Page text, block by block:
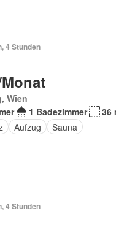
4 Stunden
Wien
1 Badezimmer
36
Aufzug Sauna
4 Stunden